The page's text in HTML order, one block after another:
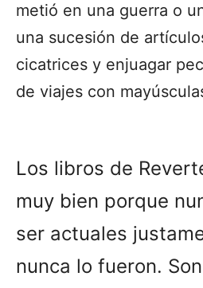
metió en una guerra o
una sucesión de
cicatrices y enjuagar
de viajes con
Los libros de
muy bien porque
ser actuales
nunca lo fueron.